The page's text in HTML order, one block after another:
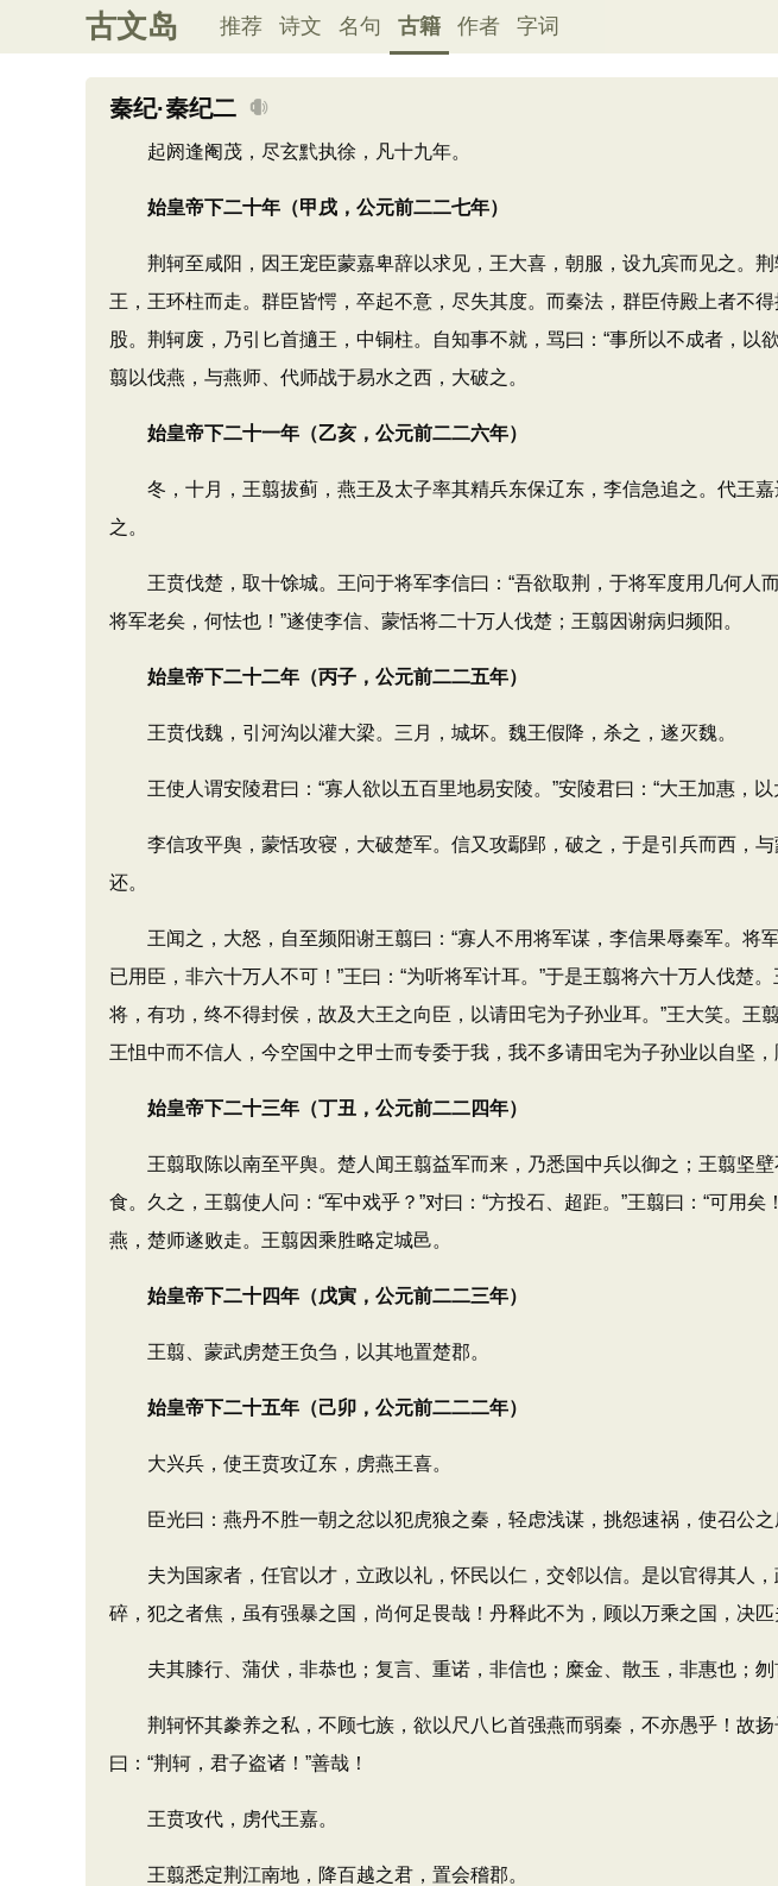
古文岛 推荐 诗文 名句 古籍 作者 字词
秦纪·秦纪二
起阏逢阉茂，尽玄黓执徐，凡十九年。
始皇帝下二十年（甲戌，公元前二二七年）
荆轲至咸阳，因王宠臣蒙嘉卑辞以求见，王大喜，朝服，设九宾而见之。荆
王，王环柱而走。群臣皆愕，卒起不意，尽失其度。而秦法，群臣侍殿上者不
股。荆轲废，乃引匕首擿王，中铜柱。自知事不就，骂曰：“事所以不成者，
翦以伐燕，与燕师、代师战于易水之西，大破之。
始皇帝下二十一年（乙亥，公元前二二六年）
冬，十月，王翦拔蓟，燕王及太子率其精兵东保辽东，李信急追之。代王
之。
王贲伐楚，取十馀城。王问于将军李信曰：“吾欲取荆，于将军度用几何人而
将军老矣，何怯也！”遂使李信、蒙恬将二十万人伐楚；王翦因谢病归频阳。
始皇帝下二十二年（丙子，公元前二二五年）
王贲伐魏，引河沟以灌大梁。三月，城坏。魏王假降，杀之，遂灭魏。
王使人谓安陵君曰：“寡人欲以五百里地易安陵。”安陵君曰：“大王加惠，以
李信攻平舆，蒙恬攻寝，大破楚军。信又攻鄢郢，破之，于是引兵而西，与
还。
王闻之，大怒，自至频阳谢王翦曰：“寡人不用将军谋，李信果辱秦军。将
已用臣，非六十万人不可！”王曰：“为听将军计耳。”于是王翦将六十万人伐楚
将，有功，终不得封侯，故及大王之向臣，以请田宅为子孙业耳。”王大笑。王
王怚中而不信人，今空国中之甲士而专委于我，我不多请田宅为子孙业以自坚
始皇帝下二十三年（丁丑，公元前二二四年）
王翦取陈以南至平舆。楚人闻王翦益军而来，乃悉国中兵以御之；王翦坚壁
食。久之，王翦使人问：“军中戏乎？”对曰：“方投石、超距。”王翦曰：“可用
燕，楚师遂败走。王翦因乘胜略定城邑。
始皇帝下二十四年（戊寅，公元前二二三年）
王翦、蒙武虏楚王负刍，以其地置楚郡。
始皇帝下二十五年（己卯，公元前二二二年）
大兴兵，使王贲攻辽东，虏燕王喜。
臣光曰：燕丹不胜一朝之忿以犯虎狼之秦，轻虑浅谋，挑怨速祸，使召公之
夫为国家者，任官以才，立政以礼，怀民以仁，交邻以信。是以官得其人
碎，犯之者焦，虽有强暴之国，尚何足畏哉！丹释此不为，顾以万乘之国，决
夫其膝行、蒲伏，非恭也；复言、重诺，非信也；糜金、散玉，非惠也；刎
荆轲怀其豢养之私，不顾七族，欲以尺八匕首强燕而弱秦，不亦愚乎！故扬
曰：“荆轲，君子盗诸！”善哉！
王贲攻代，虏代王嘉。
王翦悉定荆江南地，降百越之君，置会稽郡。